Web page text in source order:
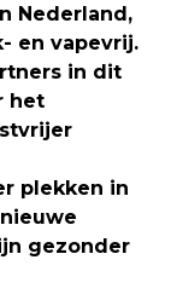
Nederland,
en vapevrij.
in dit
het
plekken in
gezonder